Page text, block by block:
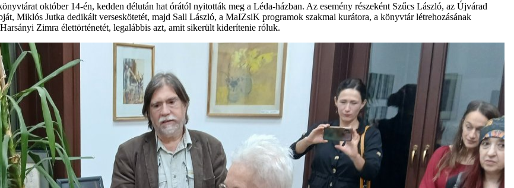
október 14-én, kedden délután hat órától nyitották meg a Léda-házban. Az esemény részeként Szűcs László, az Újvárad
Miklós Jutka dedikált verseskötetét, majd Sall László, a MaIZsiK programok szakmai kurátora, a könyvtár létrehozásának
Zimra élettörténetét, legalábbis azt, amit sikerült kiderítenie róluk.